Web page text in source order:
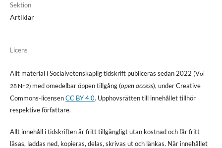
Sektion
Artiklar
Licens
Allt material i Socialvetenskaplig tidskrift publiceras sedan 2022 (Vol
28 Nr 2) med omedelbar öppen tillgång (open access), under Creative
Commons-licensenCC BY 4.0. Upphovsrätten till innehållet tillhör
respektive författare.
Allt innehåll i tidskriften är fritt tillgängligt utan kostnad och får fritt
läsas, laddas ned, kopieras, delas, skrivas ut och länkas. När innehållet